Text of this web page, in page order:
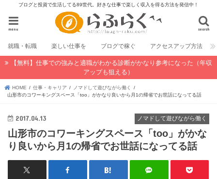
ブログと投資で生活してる89世代。好きな仕事で楽しく収入を得る方法を発信中！
search
menu
就職・転職 楽しい仕事を ブログで稼ぐ アクセスアップ方法
【無料】仕事での強みと適職がわかる診断がかなり参考になった（年収
アップも狙える）
HOME 仕事・キャリア
ノマドして遊びながら働く
山形市のコワーキングスペース「too」がかなり良いから月1の帰省でお世話になってる話
ノマドして遊びながら働く
2017.04.13
山形市のコワーキングスペース「too」がかな
り良いから月1の帰省でお世話になってる話